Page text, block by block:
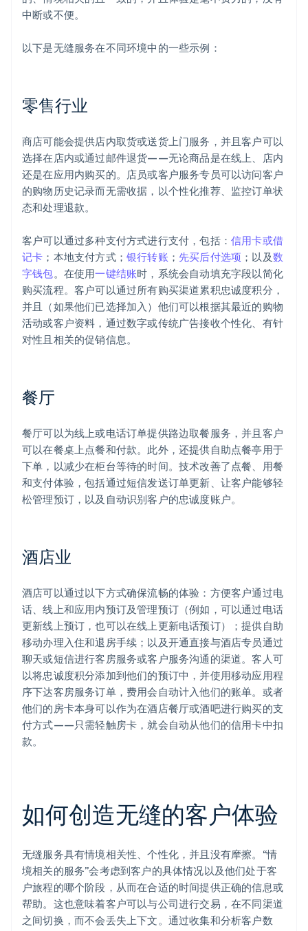
中断或不便。
以下是无缝服务在不同环境中的一些示例：
零售行业
商店可能会提供店内取货或送货上门服务，并且客户可以
选择在店内或通过邮件退货——无论商品是在线上、店内
还是在应用内购买的。店员或客户服务专员可以访问客户
的购物历史记录而无需收据，以个性化推荐、监控订单状
态和处理退款。
客户可以通过多种支付方式进行支付，包括： 信用卡或借
记卡 ；本地支付方式；银行转账 ； 先买后付选项 ；以及数
字钱包。在使用一键结账时，系统会自动填充字段以简化
购买流程。客户可以通过所有购买渠道累积忠诚度积分，
并且（如果他们已选择加入）他们可以根据其最近的购物
活动或客户资料，通过数字或传统广告接收个性化、有针
对性且相关的促销信息。
餐厅
餐厅可以为线上或电话订单提供路边取餐服务，并且客户
可以在餐桌上点餐和付款。此外，还提供自助点餐亭用于
下单，以减少在柜台等待的时间。技术改善了点餐、用餐
和支付体验，包括通过短信发送订单更新、让客户能够轻
松管理预订，以及自动识别客户的忠诚度账户。
酒店业
酒店可以通过以下方式确保流畅的体验：方便客户通过电
话、线上和应用内预订及管理预订（例如，可以通过电话
更新线上预订，也可以在线上更新电话预订）；提供自助
移动办理入住和退房手续；以及开通直接与酒店专员通过
聊天或短信进行客房服务或客户服务沟通的渠道。客人可
以将忠诚度积分添加到他们的预订中，并使用移动应用程
序下达客房服务订单，费用会自动计入他们的账单。或者
他们的房卡本身可以作为在酒店餐厅或酒吧进行购买的支
付方式——只需轻触房卡，就会自动从他们的信用卡中扣
款。
如何创造无缝的客户体验
无缝服务具有情境相关性、个性化，并且没有摩擦。“情
境相关的服务”会考虑到客户的具体情况以及他们处于客
户旅程的哪个阶段，从而在合适的时间提供正确的信息或
帮助。这也意味着客户可以与公司进行交易，在不同渠道
之间切换，而不会丢失上下文。通过收集和分析客户数